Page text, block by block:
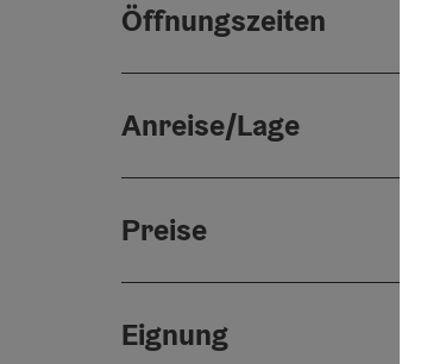
Öffnungszeiten
Anreise/Lage
Preise
Eignung